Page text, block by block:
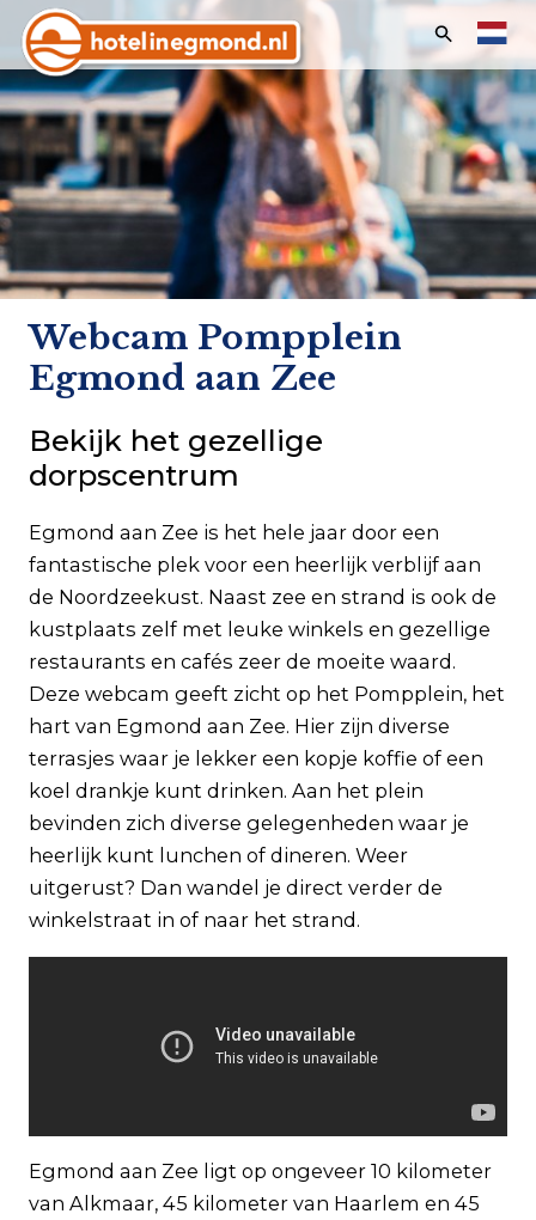
Zoeken:
Home
Hotels
Appartementen
Aanbiedingen & Evenementen
Last minutes
Klantenservice
Veelgestelde vragen
Contact
Webcam Pompplein
Egmond aan Zee
Bekijk het gezellige
dorpscentrum
Egmond aan Zee is het hele jaar door een
fantastische plek voor een heerlijk verblijf aan
de Noordzeekust. Naast zee en strand is ook de
kustplaats zelf met leuke winkels en gezellige
restaurants en cafés zeer de moeite waard.
Deze webcam geeft zicht op het Pompplein, het
hart van Egmond aan Zee. Hier zijn diverse
terrasjes waar je lekker een kopje koffie of een
koel drankje kunt drinken. Aan het plein
bevinden zich diverse gelegenheden waar je
heerlijk kunt lunchen of dineren. Weer
uitgerust? Dan wandel je direct verder de
winkelstraat in of naar het strand.
Egmond aan Zee ligt op ongeveer 10 kilometer
van Alkmaar, 45 kilometer van Haarlem en 45